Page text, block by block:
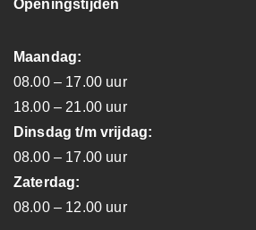
Openingstijden
Maandag:
08.00 – 17.00 uur
18.00 – 21.00 uur
Dinsdag t/m vrijdag:
08.00 – 17.00 uur
Zaterdag:
08.00 – 12.00 uur